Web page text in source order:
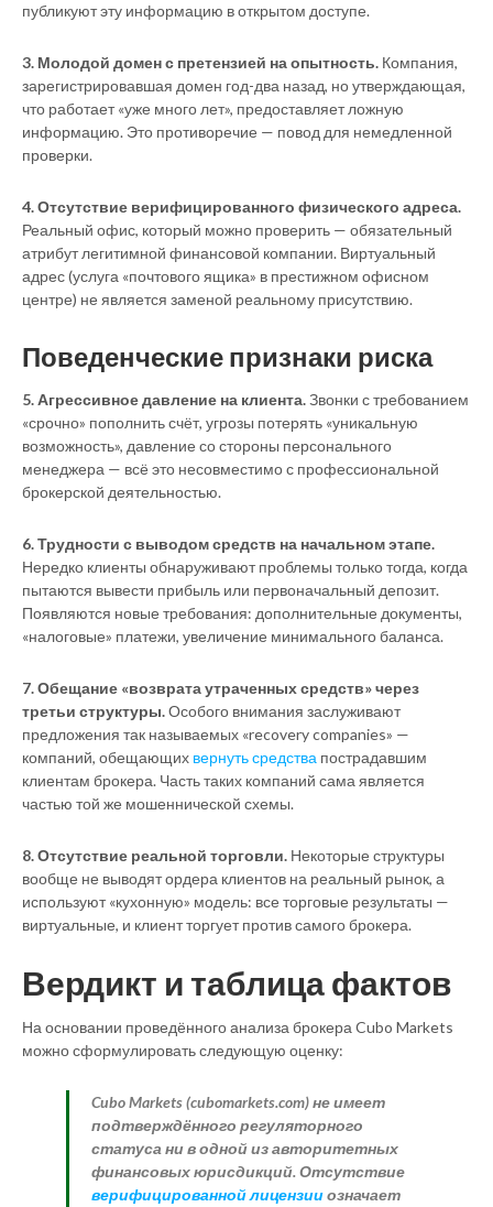
публикуют эту информацию в открытом доступе.
3. Молодой домен с претензией на опытность. Компания,
зарегистрировавшая домен год-два назад, но утверждающая,
что работает «уже много лет», предоставляет ложную
информацию. Это противоречие — повод для немедленной
проверки.
4. Отсутствие верифицированного физического адреса.
Реальный офис, который можно проверить — обязательный
атрибут легитимной финансовой компании. Виртуальный
адрес (услуга «почтового ящика» в престижном офисном
центре) не является заменой реальному присутствию.
Поведенческие признаки риска
5. Агрессивное давление на клиента.Звонки с требованием
«срочно» пополнить счёт, угрозы потерять «уникальную
возможность», давление со стороны персонального
менеджера — всё это несовместимо с профессиональной
брокерской деятельностью.
6. Трудности с выводом средств на начальном этапе.
Нередко клиенты обнаруживают проблемы только тогда, когда
пытаются вывести прибыль или первоначальный депозит.
Появляются новые требования: дополнительные документы,
«налоговые» платежи, увеличение минимального баланса.
7. Обещание «возврата утраченных средств» через
третьи структуры.Особого внимания заслуживают
предложения так называемых «recovery companies» —
компаний, обещающих вернуть средства пострадавшим
клиентам брокера. Часть таких компаний сама является
частью той же мошеннической схемы.
8. Отсутствие реальной торговли. Некоторые структуры
вообще не выводят ордера клиентов на реальный рынок, а
используют «кухонную» модель: все торговые результаты —
виртуальные, и клиент торгует против самого брокера.
Вердикт и таблица фактов
На основании проведённого анализа брокера Cubo Markets
можно сформулировать следующую оценку:
Cubo Markets (cubomarkets.com) не имеет
подтверждённого регуляторного
статуса ни в одной из авторитетных
финансовых юрисдикций. Отсутствие
верифицированной лицензииозначает